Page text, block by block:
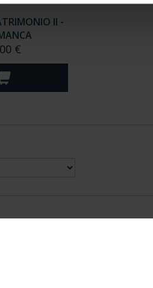
II -
€